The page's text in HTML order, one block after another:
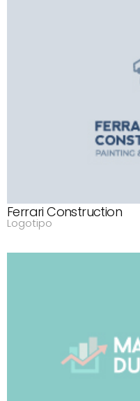
Ferrari Construction
Logotipo